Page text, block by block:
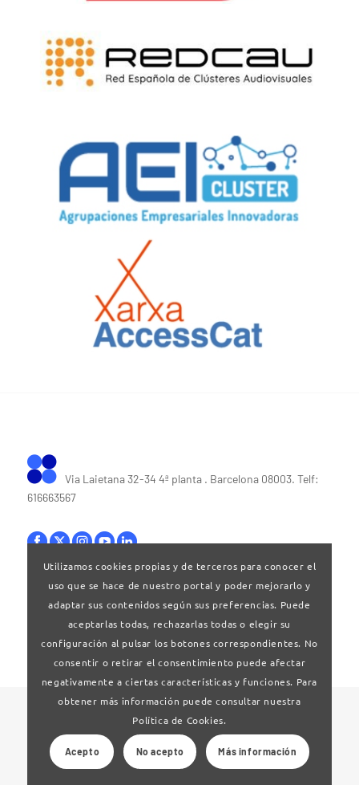
Via Laietana 32-34 4ª planta . Barcelona 08003. Telf:
616663567
Bases legales|Política de privacitat
© 2024 Clúster Audiovisual de Catalunya
Web desarrollado por La Saladeta
Utilizamos cookies propias y de terceros para conocer el
uso que se hace de nuestro portal y poder mejorarlo y
adaptar sus contenidos según sus preferencias. Puede
aceptarlas todas, rechazarlas todas o elegir su
configuración al pulsar los botones correspondientes. No
consentir o retirar el consentimiento puede afectar
negativamente a ciertas características y funciones. Para
obtener más información puede consultar nuestra
Política de Cookies.
Acepto No acepto Más información